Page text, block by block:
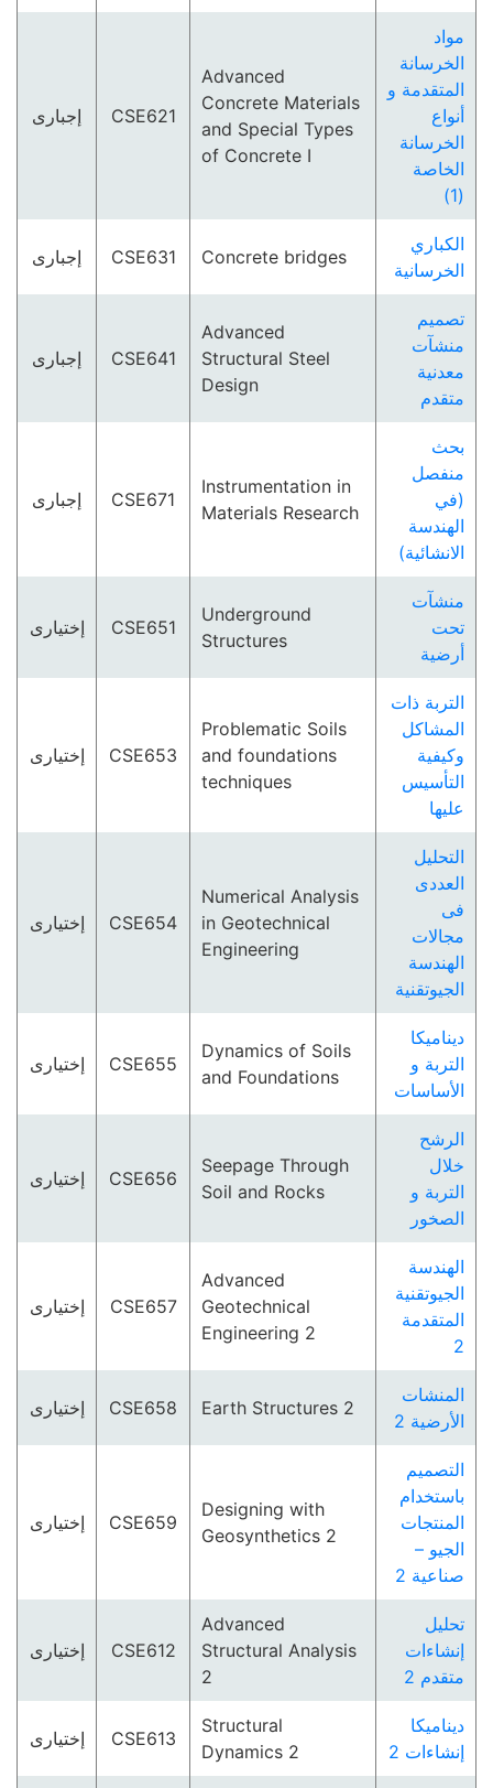
مواد
الخرسانة
المتقدمة و
أنواع
الخرسانة
الخاصة
(1)
Advanced
Concrete Materials
and Special Types
of Concrete I
CSE621 إجبارى
الكباري
الخرسانية
Concrete bridges
CSE631 إجبارى
تصميم
منشآت
معدنية
متقدم
Advanced
Structural Steel
Design
CSE641 إجبارى
بحث
منفصل
(في
الهندسة
الانشائية)
Instrumentation in
Materials Research
CSE671 إجبارى
منشآت
تحت
أرضية
Underground
Structures
CSE651 إختيارى
التربة ذات
المشاكل
وكيفية
التأسيس
عليها
Problematic Soils
and foundations
techniques
CSE653 إختيارى
التحليل
العددى
فى
مجالات
الهندسة
الجيوتقنية
Numerical Analysis
in Geotechnical
Engineering
CSE654 إختيارى
ديناميكا
التربة و
الأساسات
Dynamics of Soils
and Foundations
CSE655 إختيارى
الرشح
خلال
التربة و
الصخور
Seepage Through
Soil and Rocks
CSE656 إختيارى
الهندسة
الجيوتقنية
المتقدمة
2
Advanced
Geotechnical
Engineering 2
CSE657 إختيارى
المنشات
الأرضية 2
Earth Structures 2
CSE658 إختيارى
التصميم
باستخدام
المنتجات
الجيو –
صناعية 2
Designing with
Geosynthetics 2
CSE659 إختيارى
تحليل
إنشاءات
متقدم 2
Advanced
Structural Analysis
2
CSE612 إختيارى
ديناميكا
إنشاءات 2
Structural
Dynamics 2
CSE613 إختيارى